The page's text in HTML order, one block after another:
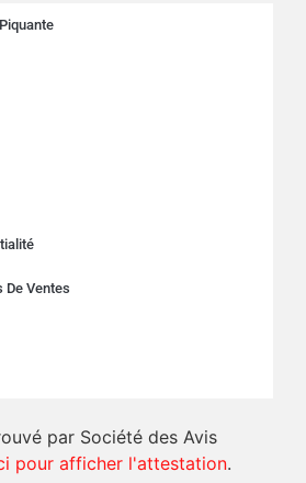
De Ventes
par Société des Avis
pour afficher l'attestation.